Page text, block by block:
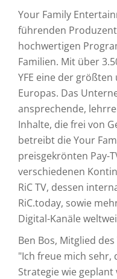
Your Family
führenden
hochwertigen
Familien. Mit über
YFE eine der
Europas. Das
ansprechende,
Inhalte, die frei von
betreibt die Your
preisgekrönten Pay-
verschiedenen
RiC TV, dessen
RiC.today, sowie
Digital-Kanäle
Ben Bos, Mitglied
"Ich freue mich sehr,
Strategie wie